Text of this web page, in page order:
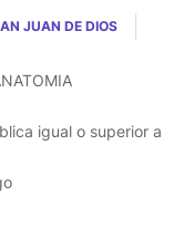
JUAN DE DIOS
igual o superior a